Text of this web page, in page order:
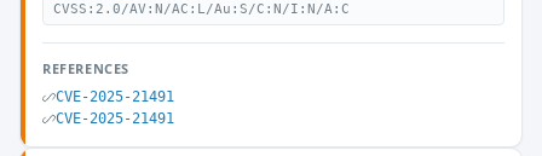
CVSS:2.0/AV:N/AC:L/Au:S/C:N/I:N/A:C
REFERENCES
CVE-2025-21491
CVE-2025-21491